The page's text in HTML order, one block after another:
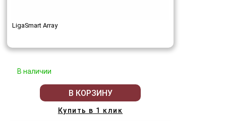
LigaSmart Array
В наличии
В КОРЗИНУ
Купить в 1 клик